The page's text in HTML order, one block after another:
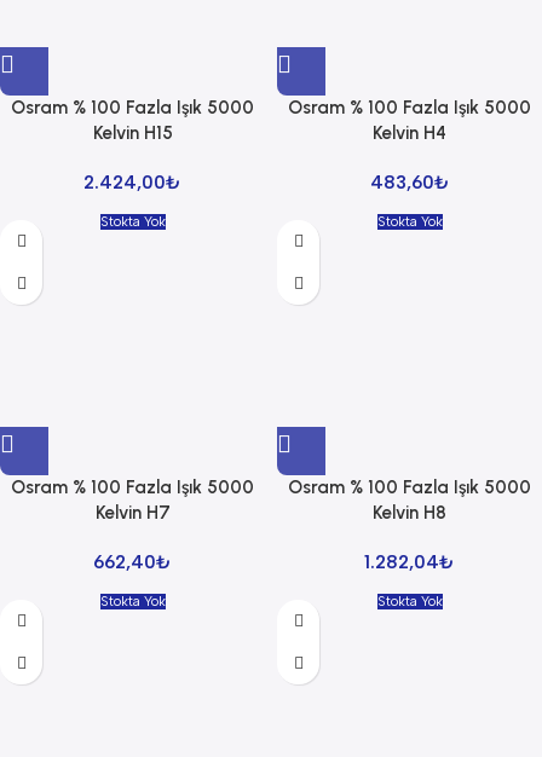
Osram % 100 Fazla Işık 5000
Kelvin H15
2.424,00₺
Osram % 100 Fazla Işık 5000
Kelvin H4
483,60₺
Stokta Yok
Osram % 100 Fazla Işık 5000
Kelvin H7
662,40₺
Stokta Yok
Osram % 100 Fazla Işık 5000
Kelvin H8
1.282,04₺
Stokta Yok Stokta Yok